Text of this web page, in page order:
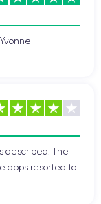
described. The
apps resorted to